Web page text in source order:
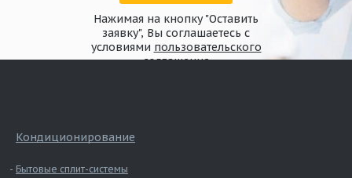
Нажимая на кнопку "Оставить
заявку", Вы соглашаетесь с
условиями пользовательского
соглашения
Кондиционирование
Бытовые сплит-системы